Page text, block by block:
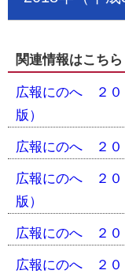
関連情報はこちら
広報にのへ ２０
版）
広報にのへ ２０
広報にのへ ２０
版）
広報にのへ ２０
広報にのへ ２０